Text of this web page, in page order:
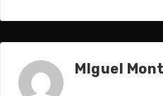
MIguel